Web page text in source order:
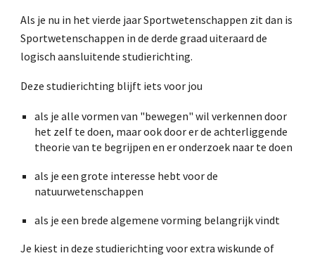
Als je nu in het vierde jaar Sportwetenschappen zit dan is
Sportwetenschappen in de derde graad uiteraard de
logisch aansluitende studierichting.
Deze studierichting blijft iets voor jou
als je alle vormen van "bewegen" wil verkennen door
het zelf te doen, maar ook door er de achterliggende
theorie van te begrijpen en er onderzoek naar te doen
als je een grote interesse hebt voor de
natuurwetenschappen
als je een brede algemene vorming belangrijk vindt
Je kiest in deze studierichting voor extra wiskunde of